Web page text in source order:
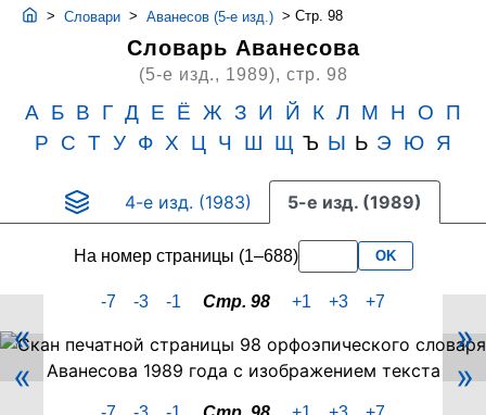
> Словари > Аванесов (5-е изд.) > Стр. 98
Словарь Аванесова
(5-е изд., 1989), стр. 98
А Б В Г Д Е Ё Ж З И Й К Л М Н О
П
Р
С Т У Ф Х Ц Ч Ш Щ Ъ Ы Ь Э Ю Я
4-е изд. (1983) 5-е изд. (1989)
На номер страницы (1–688) OK
-7 -3 -1 Стр. 98 +1 +3 +7
Скан
PDF-
страницы
«
»
«
»